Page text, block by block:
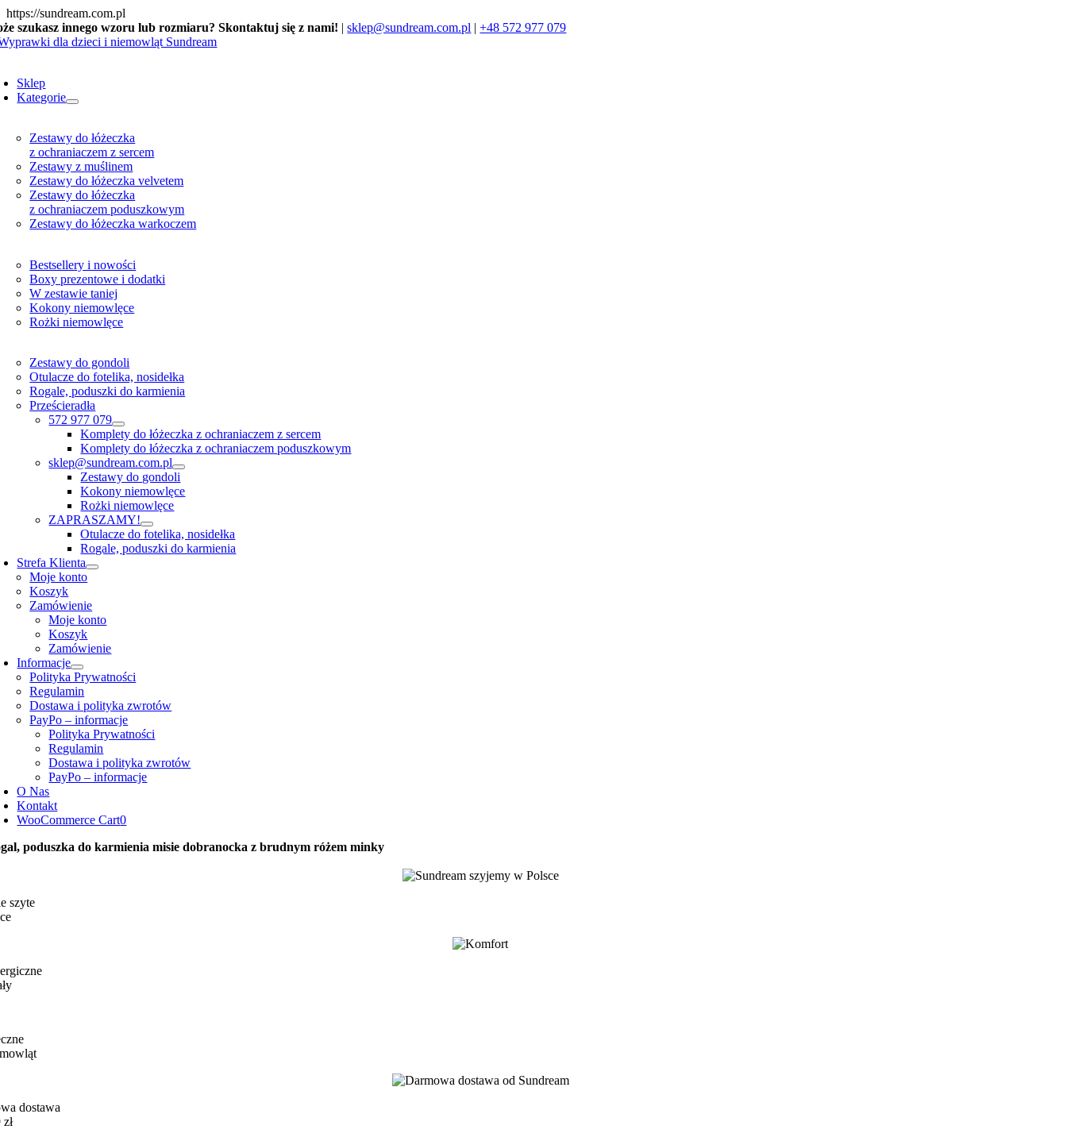
https://sundream.com.pl
to
content
szukasz innego wzoru lub rozmiaru? Skontaktuj się z nami! |sklep@sundream.com.pl |+48 572 977 079
Sklep
Kategorie
Zestawy do łóżeczka
z ochraniaczem z sercem
Zestawy z muślinem
Zestawy do łóżeczka velvetem
Zestawy do łóżeczka
z ochraniaczem poduszkowym
Zestawy do łóżeczka warkoczem
Bestsellery i nowości
Boxy prezentowe i dodatki
W zestawie taniej
Kokony niemowlęce
Rożki niemowlęce
Zestawy do gondoli
Otulacze do fotelika, nosidełka
Rogale, poduszki do karmienia
Prześcieradła
572 977 079
Komplety do łóżeczka z ochraniaczem z sercem
Komplety do łóżeczka z ochraniaczem poduszkowym
sklep@sundream.com.pl
Zestawy do gondoli
Kokony niemowlęce
Rożki niemowlęce
ZAPRASZAMY!
Otulacze do fotelika, nosidełka
Rogale, poduszki do karmienia
Strefa Klienta
Moje konto
Koszyk
Zamówienie
Moje konto
Koszyk
Zamówienie
Informacje
Polityka Prywatności
Regulamin
Dostawa i polityka zwrotów
PayPo – informacje
Polityka Prywatności
Regulamin
Dostawa i polityka zwrotów
PayPo – informacje
O Nas
Kontakt
WooCommerce Cart0
poduszka do karmienia misie dobranocka z brudnym różem minky
szyte
dostawa